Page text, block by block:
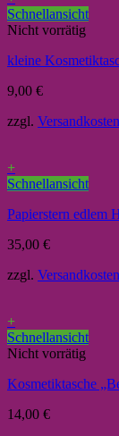
Schnellansicht
Nicht vorrätig
kleine
9,00 €
zzgl. Versandkosten
+
Schnellansicht
Papierstern edlem
35,00 €
zzgl. Versandkosten
+
Schnellansicht
Nicht vorrätig
Kosmetiktasche
14,00 €